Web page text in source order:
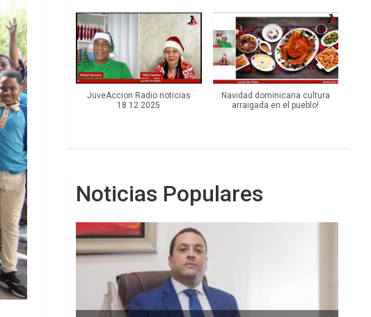
JuveAccion Radio noticias
18 12 2025
Navidad dominicana cultura
arraigada en el pueblo!
Noticias Populares